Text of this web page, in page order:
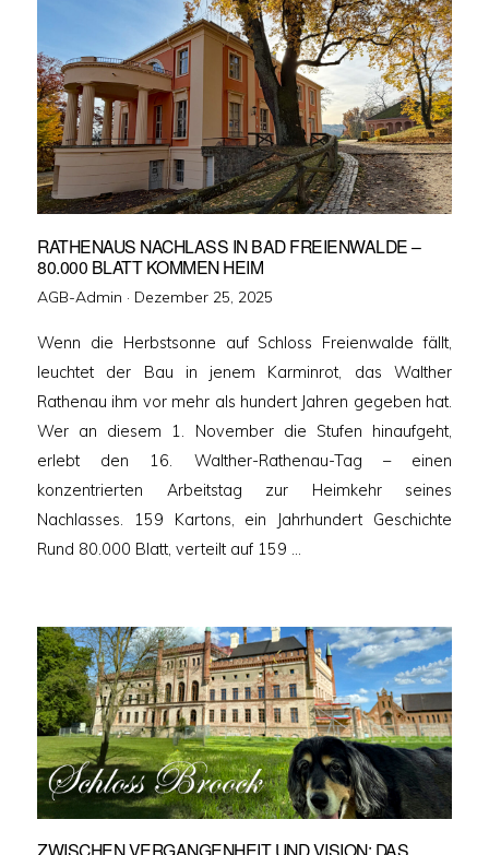
RATHENAUS NACHLASS IN BAD FREIENWALDE –
80.000 BLATT KOMMEN HEIM
AGB-Admin · Veröffentlicht
Dezember 25, 2025
Wenn die Herbstsonne auf Schloss Freienwalde fällt,
leuchtet der Bau in jenem Karminrot, das Walther
Rathenau ihm vor mehr als hundert Jahren gegeben hat.
Wer an diesem 1. November die Stufen hinaufgeht,
erlebt den 16. Walther-Rathenau-Tag – einen
konzentrierten Arbeitstag zur Heimkehr seines
Nachlasses. 159 Kartons, ein Jahrhundert Geschichte
Rund 80.000 Blatt, verteilt auf 159 …
ZWISCHEN VERGANGENHEIT UND VISION: DAS